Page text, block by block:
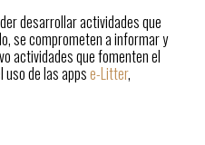
desarrollar actividades que
se comprometen a informar y
actividades que fomenten el
uso de las appse-Litter,